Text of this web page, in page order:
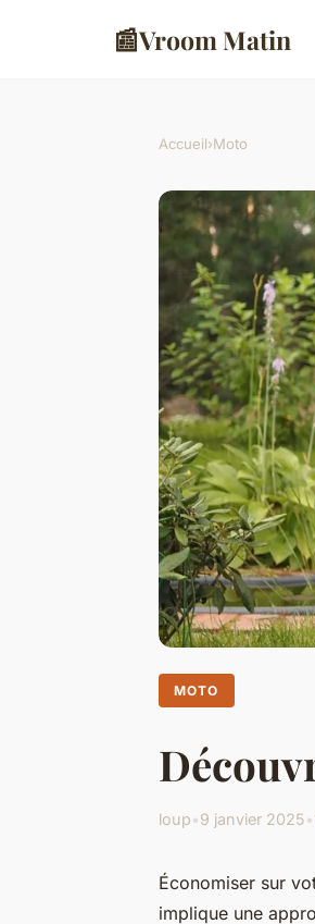
📰Vroom Matin
Accueil›Moto
MOTO
loup•9 janvier 2025•
Économiser sur
implique une